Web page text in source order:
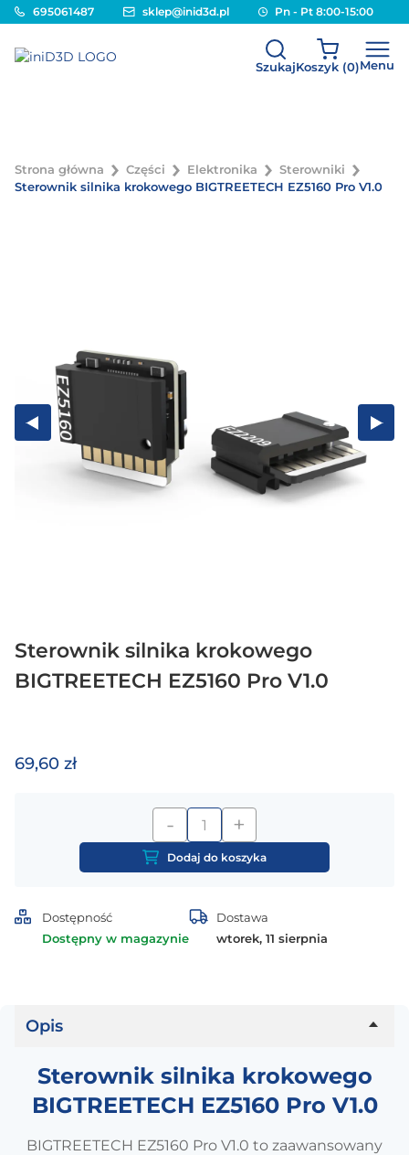
695061487 sklep@inid3d.pl Pn - Pt 8:00-15:00
SzukajKoszyk (0)Menu
Strona główna Części Elektronika
Sterowniki
Sterownik silnika krokowego BIGTREETECH EZ5160 Pro V1.0
Sterownik silnika krokowego
BIGTREETECH EZ5160 Pro V1.0
69,60 zł
-
ilość
Sterownik
silnika
BIGTREETECH
EZ5160
Pro
+
Dodaj do koszyka
Dostępność
Dostępny w magazynie
Dostawa
wtorek, 11 sierpnia
Opis
Sterownik silnika krokowego
BIGTREETECH EZ5160 Pro V1.0
BIGTREETECH EZ5160 Pro V1.0 to zaawansowany